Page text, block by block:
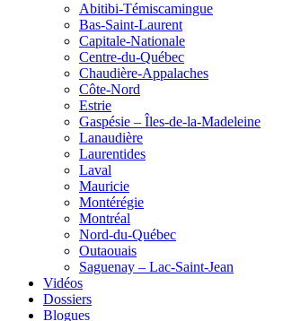
Abitibi-Témiscamingue
Bas-Saint-Laurent
Capitale-Nationale
Centre-du-Québec
Chaudière-Appalaches
Côte-Nord
Estrie
Gaspésie – Îles-de-la-Madeleine
Lanaudière
Laurentides
Laval
Mauricie
Montérégie
Montréal
Nord-du-Québec
Outaouais
Saguenay – Lac-Saint-Jean
Vidéos
Dossiers
Blogues